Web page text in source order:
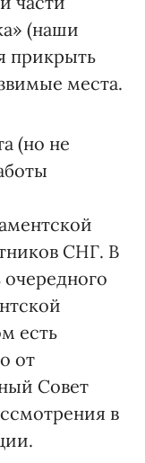
(наши
прикрыть
места.
(но не
СНГ. В
есть
от
Совет
в